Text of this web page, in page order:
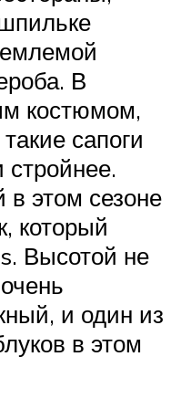
В
костюмом,
сапоги
этом сезоне
который
Высотой не
и один из
в этом